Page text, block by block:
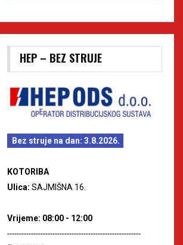
HEP – BEZ STRUJE
Bez struje na dan: 3.8.2026.
KOTORIBA
Ulica: SAJMIŠNA 16.
Vrijeme: 08:00 - 12:00
--------------------------------------------------------